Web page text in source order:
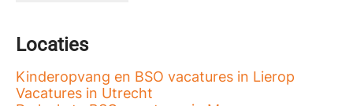
Locaties
Kinderopvang en BSO vacatures in Lierop
Vacatures in Utrecht